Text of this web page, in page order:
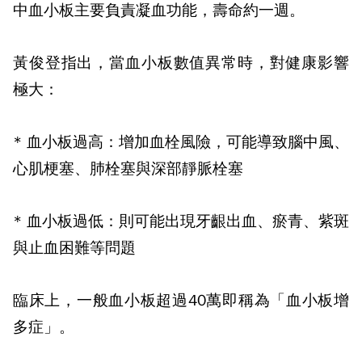
中血小板主要負責凝血功能，壽命約一週。
黃俊登指出，當血小板數值異常時，對健康影響
極大：
* 血小板過高：增加血栓風險，可能導致腦中風、
心肌梗塞、肺栓塞與深部靜脈栓塞
* 血小板過低：則可能出現牙齦出血、瘀青、紫斑
與止血困難等問題
臨床上，一般血小板超過40萬即稱為「血小板增
多症」。